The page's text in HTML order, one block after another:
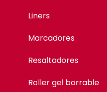
Liners
Marcadores
Resaltadores
Roller gel borrable